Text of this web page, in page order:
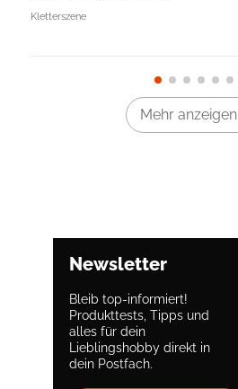
Kletterszene
Mehr anzeigen
Newsletter
Bleib top-informiert!
Produkttests, Tipps und
alles für dein
Lieblingshobby direkt in
dein Postfach.